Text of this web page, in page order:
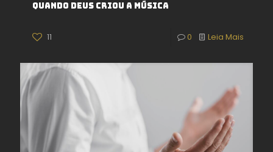
Quando deus criou a música
11 0 Leia Mais